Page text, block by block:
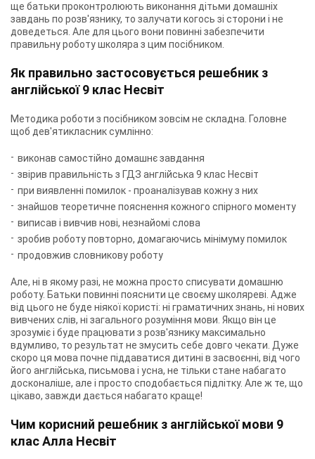
ще батьки проконтролюють виконання дітьми домашніх
завдань по розв'язнику, то залучати когось зі сторони і не
доведеться. Але для цього вони повинні забезпечити
правильну роботу школяра з цим посібником.
Як правильно застосовується решебник з
англійської 9 клас Несвіт
Методика роботи з посібником зовсім не складна. Головне
щоб дев'ятикласник сумлінно:
виконав самостійно домашнє завдання
звірив правильність з ГДЗ англійська 9 клас Несвіт
при виявленні помилок - проаналізував кожну з них
знайшов теоретичне пояснення кожного спірного моменту
виписав і вивчив нові, незнайомі слова
зробив роботу повторно, домагаючись мінімуму помилок
продовжив словникову роботу
Але, ні в якому разі, не можна просто списувати домашню
роботу. Батьки повинні пояснити це своєму школяреві. Адже
від цього не буде ніякої користі: ні граматичних знань, ні нових
вивчених слів, ні загального розуміння мови. Якщо він це
зрозуміє і буде працювати з розв'язнику максимально
вдумливо, то результат не змусить себе довго чекати. Дуже
скоро ця мова почне піддаватися дитині в засвоєнні, від чого
його англійська, письмова і усна, не тільки стане набагато
досконаліше, але і просто сподобається підлітку. Але ж те, що
цікаво, завжди дається набагато краще!
Чим корисний решебник з англійської мови 9
клас Алла Несвіт